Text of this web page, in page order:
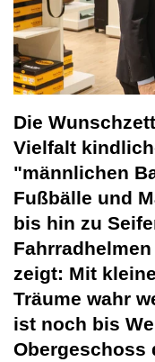
Die
Vielfalt
"männlichen
Fußbälle und
bis hin zu
zeigt: Mit
Träume wahr
ist noch bis
Obergeschoss